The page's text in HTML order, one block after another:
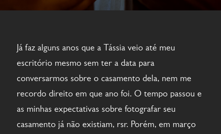
Já faz alguns anos que a Tássia veio até meu
escritório mesmo sem ter a data para
conversarmos sobre o casamento dela, nem me
recordo direito em que ano foi. O tempo passou e
as minhas expectativas sobre fotografar seu
casamento já não existiam, rsr. Porém, em março